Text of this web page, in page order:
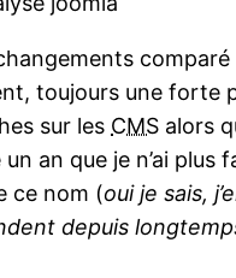
comparé
toujours une forte
sur les CMS alors
an que je n’ai plus
ce nom (oui je sais,
depuis